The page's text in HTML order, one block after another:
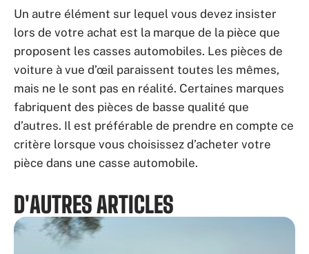
Un autre élément sur lequel vous devez insister
lors de votre achat est la marque de la pièce que
proposent les casses automobiles. Les pièces de
voiture à vue d’œil paraissent toutes les mêmes,
mais ne le sont pas en réalité. Certaines marques
fabriquent des pièces de basse qualité que
d’autres. Il est préférable de prendre en compte ce
critère lorsque vous choisissez d’acheter votre
pièce dans une casse automobile.
D'AUTRES ARTICLES